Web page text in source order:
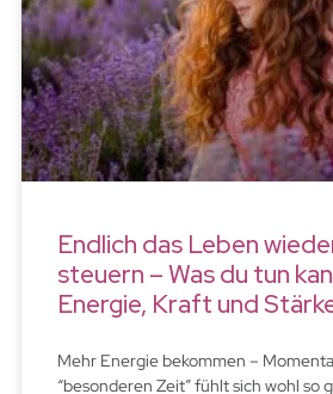
Endlich das Leben
steuern – Was du tun
Energie, Kraft und
Mehr Energie bekommen –
“besonderen Zeit” fühlt sich wohl so